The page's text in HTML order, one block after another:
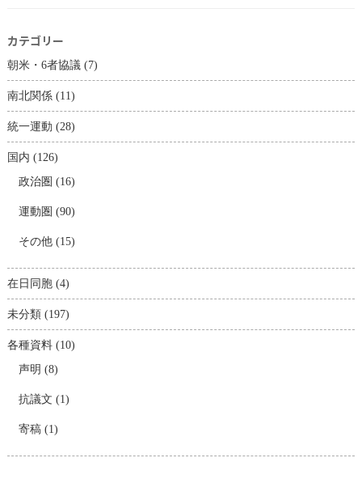
カテゴリー
朝米・6者協議(7)
南北関係(11)
統一運動 (28)
国内 (126)
政治圏 (16)
運動圏 (90)
その他(15)
在日同胞(4)
未分類 (197)
各種資料(10)
声明 (8)
抗議文 (1)
寄稿(1)